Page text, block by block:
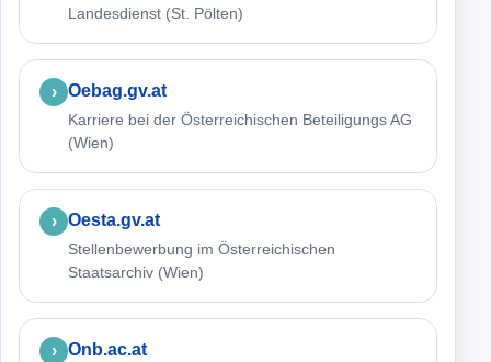
Landesdienst (St. Pölten)
Oebag.gv.at
Karriere bei der Österreichischen Beteiligungs AG
(Wien)
Oesta.gv.at
Stellenbewerbung im Österreichischen
Staatsarchiv (Wien)
Onb.ac.at